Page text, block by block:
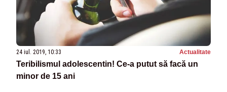
24 iul. 2019, 10:33 Actualitate
Teribilismul adolescentin! Ce-a putut să facă un
minor de 15 ani